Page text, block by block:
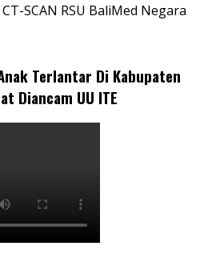
SCAN RSU BaliMed Negara
Terlantar Di Kabupaten
Diancam UU ITE